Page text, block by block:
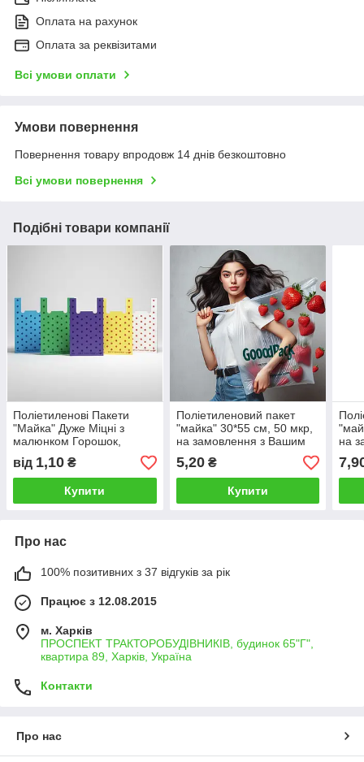
Оплата на рахунок
Оплата за реквізитами
Всі умови оплати
Умови повернення
Повернення товару впродовж 14 днів безкоштовно
Всі умови повернення
Подібні товари компанії
Поліетиленові Пакети
"Майка" Дуже Міцні з
малюнком Горошок,
розмір 30*50 см
від 1,10 ₴
Купити
Поліетиленовий пакет
"майка" 30*55 см, 50 мкр,
на замовлення з Вашим
малюнком!
5,20₴
Купити
на
Про нас
100% позитивних з 37 відгуків за рік
Працює з 12.08.2015
м. Харків
ПРОСПЕКТ ТРАКТОРОБУДІВНИКІВ, будинок 65"Г",
квартира 89, Харків, Україна
Контакти
Про нас